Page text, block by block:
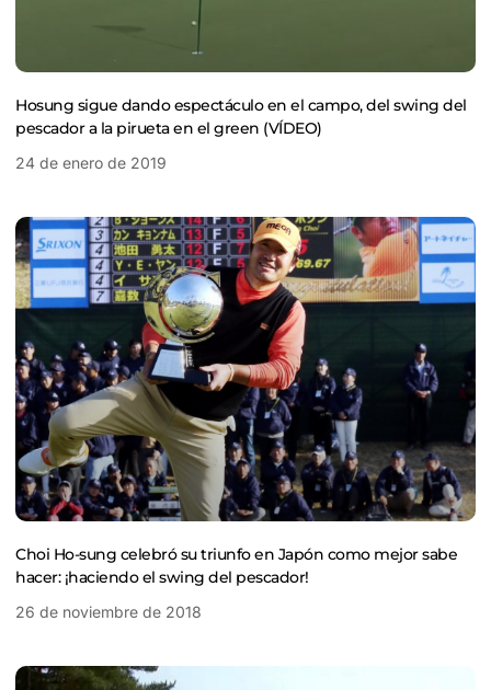
Hosung sigue dando espectáculo en el campo, del swing del
pescador a la pirueta en el green (VÍDEO)
24 de enero de 2019
Choi Ho-sung celebró su triunfo en Japón como mejor sabe
hacer: ¡haciendo el swing del pescador!
26 de noviembre de 2018